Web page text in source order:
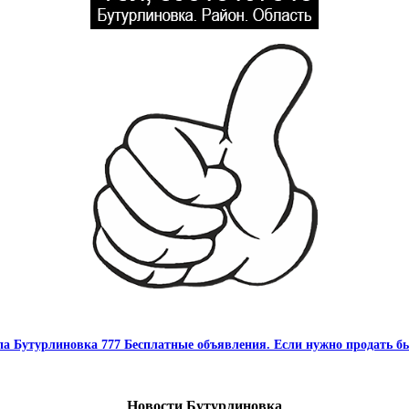
Бутурлиновка 777 Бесплатные объявления. Если нужно продать